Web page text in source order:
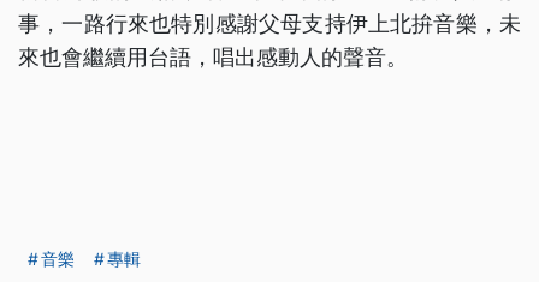
事，一路行來也特別感謝父母支持伊上北拚音樂，未
來也會繼續用台語，唱出感動人的聲音。
音樂 專輯